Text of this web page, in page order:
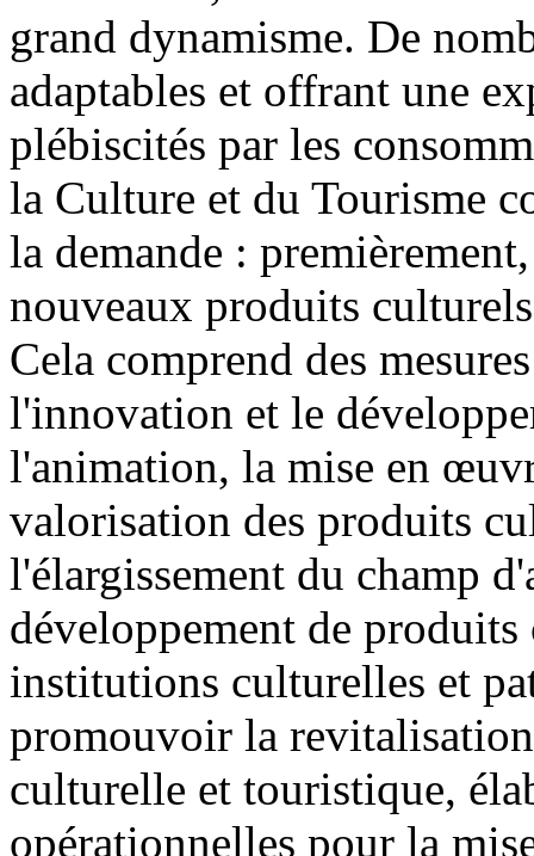
grand dynamisme. De
adaptables et offrant une
plébiscités par les
la Culture et du Tourisme
la demande :
nouveaux produits
Cela comprend des
l'innovation et le
l'animation, la mise en
valorisation des produits
l'élargissement du champ
développement de
institutions culturelles et
promouvoir la
culturelle et touristique,
opérationnelles pour la